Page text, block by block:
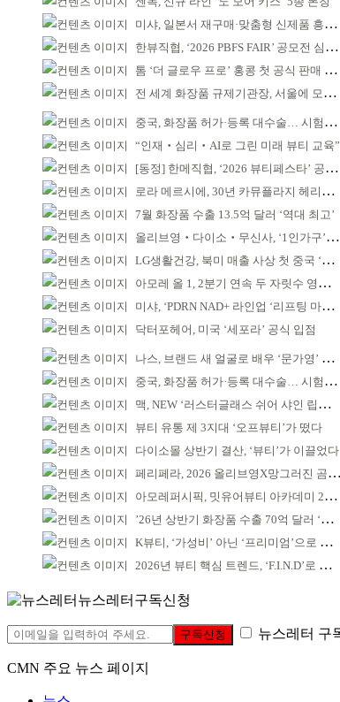
미샤, 일본서 재구매·맞춤형 신제품 흥행 ‘쌍끌이’
한뷰직협, ‘2026 PBFS FAIR’ 공모전 심사 성료
톰 ‘더 글로우 프로’ 홍콩 첫 공식 판매 완판
전 세계 화장품 규제기관장, 서울에 모인다
중국, 화장품 허가·등록 대수술… 시험자료 공용 허용
“인재‧심리‧AI로 그린 미래 뷰티 교육”
[동정] 한메직협, ‘2026 뷰티페스타’ 공동 주최
로라 메르시에, 30년 카뮤플라지 헤리티지 담아
7월 화장품 수출 13.5억 달러 ‘역대 최고’
올리브영‧다이소‧무신사, ‘1인가구’가 이끈다
LG생활건강, 북미 매출 사상 첫 중국 ‘추월’
아모레 올 1, 2분기 연속 두 자릿수 영업이익률 기록
미샤, ‘PDRN NAD+ 라인업 ‘리프팅 마스크’ 출시
닥터포헤어, 미국 ‘세포라’ 공식 입점
나스, 브랜드 새 얼굴로 배우 ‘문가영’ 발탁
중국, 화장품 허가·등록 대수술… 시험자료 공용 허용
맥, NEW ‘러스터글래스 쉬어 샤인 립스틱’ 출시
뷰티 유통 제 3지대 ‘오프뷰티’가 떴다
다이소몰 상반기 결산, ‘뷰티’가 이끌었다
페리페라, 2026 올리브영X망그러진 곰 콜라보
아모레퍼시픽, 밋유어뷰티 아카데미 2기 발대식
’26년 상반기 화장품 수출 70억 달러 ‘역대 최고’
K뷰티, ‘가성비’ 아닌 ‘프리미엄’으로 승부걸어야
2026년 뷰티 핵심 트렌드, ‘F.I.N.D’로 읽는다
뉴스레터구독신청
구독신청 뉴스레터 구
CMN 주요 뉴스 페이지